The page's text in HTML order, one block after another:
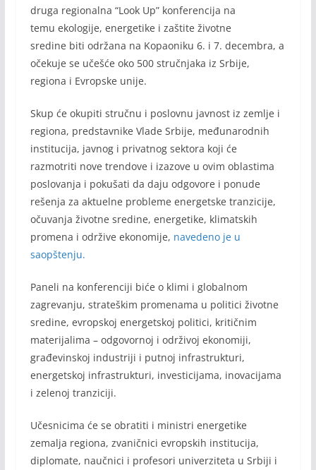
druga regionalna “Look Up” konferencija na
temu ekologije, energetike i zaštite životne
sredine biti održana na Kopaoniku 6. i 7. decembra, a
očekuje se učešće oko 500 stručnjaka iz Srbije,
regiona i Evropske unije.
Skup će okupiti stručnu i poslovnu javnost iz zemlje i
regiona, predstavnike Vlade Srbije, međunarodnih
institucija, javnog i privatnog sektora koji će
razmotriti nove trendove i izazove u ovim oblastima
poslovanja i pokušati da daju odgovore i ponude
rešenja za aktuelne probleme energetske tranzicije,
očuvanja životne sredine, energetike, klimatskih
promena i održive ekonomije, navedeno je u
saopštenju.
Paneli na konferenciji biće o klimi i globalnom
zagrevanju, strateškim promenama u politici životne
sredine, evropskoj energetskoj politici, kritičnim
materijalima – odgovornoj i održivoj ekonomiji,
građevinskoj industriji i putnoj infrastrukturi,
energetskoj infrastrukturi, investicijama, inovacijama
i zelenoj tranziciji.
Učesnicima će se obratiti i ministri energetike
zemalja regiona, zvaničnici evropskih institucija,
diplomate, naučnici i profesori univerziteta u Srbiji i